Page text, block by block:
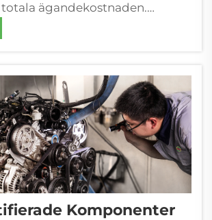
ägandekostnaden.
skala: sänkning av landad
genom sammanfattad
av motordele till partihandlade
direkt den landade kostnaden
Komponenter